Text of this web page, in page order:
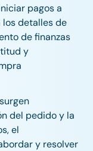
pagos a
los detalles de
de finanzas
y
del pedido y la
el
y resolver